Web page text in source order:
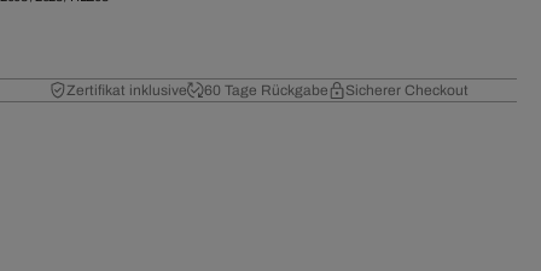
Zertifikat inklusive 60 Tage Rückgabe Sicherer Checkout